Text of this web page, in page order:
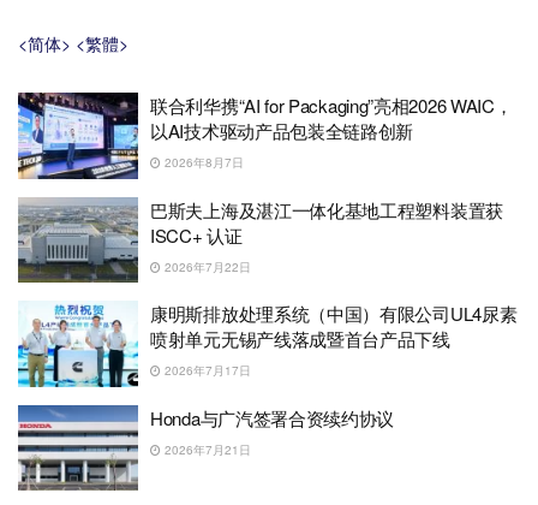
<简体> <繁體>
联合利华携“AI for Packaging”亮相2026 WAIC，
以AI技术驱动产品包装全链路创新
2026年8月7日
巴斯夫上海及湛江一体化基地工程塑料装置获
ISCC+ 认证
2026年7月22日
康明斯排放处理系统（中国）有限公司UL4尿素
喷射单元无锡产线落成暨首台产品下线
2026年7月17日
Honda与广汽签署合资续约协议
2026年7月21日